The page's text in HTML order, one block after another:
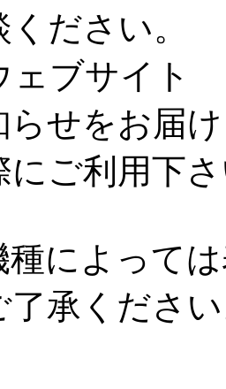
ださい。
ェブサイト
らせをお届
にご利用下
によって
了承くださ